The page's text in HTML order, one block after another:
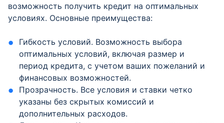
возможность получить кредит на оптимальных
условиях. Основные преимущества:
Гибкость условий. Возможность выбора
оптимальных условий, включая размер и
период кредита, с учетом ваших пожеланий и
финансовых возможностей.
Прозрачность. Все условия и ставки четко
указаны без скрытых комиссий и
дополнительных расходов.